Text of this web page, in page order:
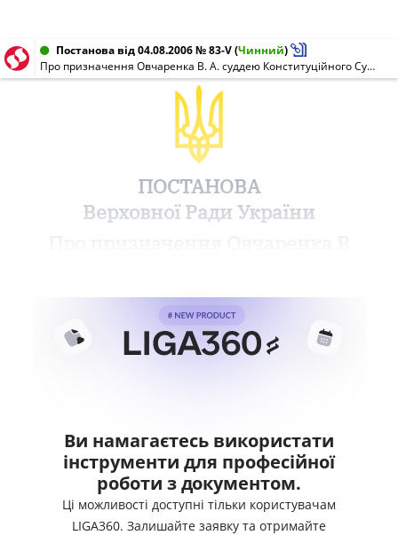
Постанова від 04.08.2006 № 83-V(Чинний)
Про призначення Овчаренка В. А. суддею Конституційного Суду України
ПОСТАНОВА
Верховної Ради України
Ви намагаєтесь використати
інструменти для професійної
роботи з документом.
Ці можливості доступні тільки користувачам
LIGA360. Залишайте заявку та отримайте